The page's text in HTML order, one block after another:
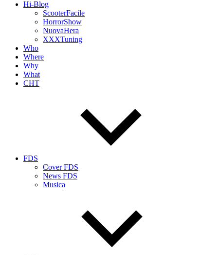
Hi-Blog
ScooterFacile
HorrorShow
NuovaHera
XXXTuning
Who
Where
Why
What
CHT
FDS
Cover FDS
News FDS
Musica